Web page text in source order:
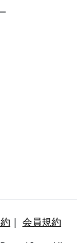
｜ 会員規約